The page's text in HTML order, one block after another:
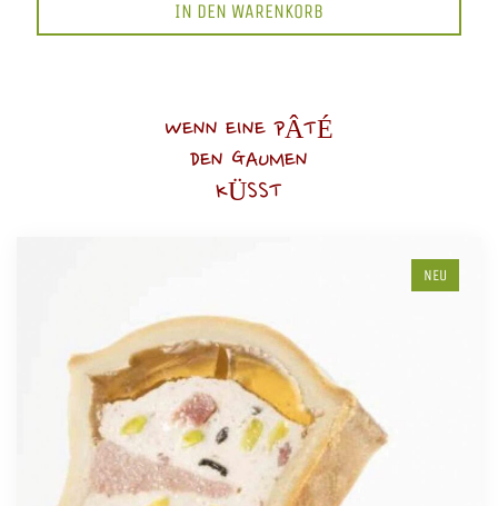
IN DEN WARENKORB
WENN EINE PÂTÉ
DEN GAUMEN
KÜSST
NEU